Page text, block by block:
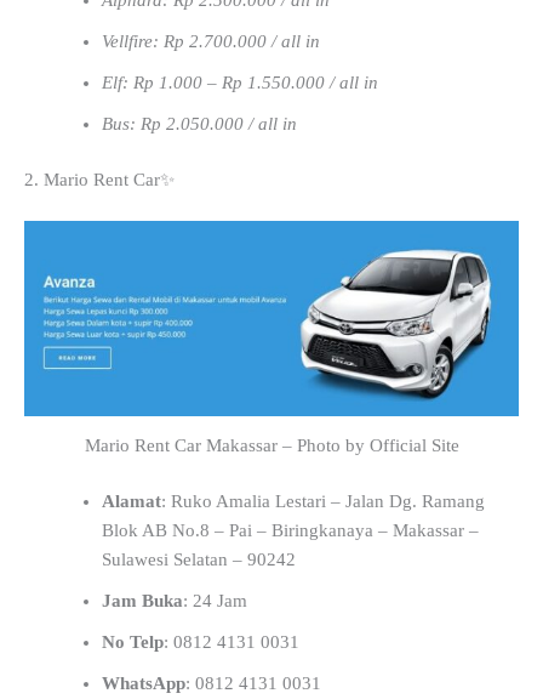
Vellfire: Rp 2.700.000 / all in
Elf: Rp 1.000 – Rp 1.550.000 / all in
Bus: Rp 2.050.000 / all in
2. Mario Rent Car✨
Mario Rent Car Makassar – Photo by Official Site
Alamat: Ruko Amalia Lestari – Jalan Dg. Ramang
Blok AB No.8 – Pai – Biringkanaya – Makassar –
Sulawesi Selatan – 90242
Jam Buka: 24 Jam
No Telp: 0812 4131 0031
WhatsApp: 0812 4131 0031